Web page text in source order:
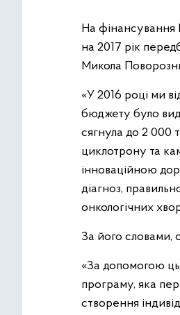
На фінансування
на 2017 рік
Микола
«У 2016 році ми
бюджету було
сягнула до 2 000
циклотрону та
інноваційною
діагноз,
онкологічних
За його словами,
«За допомогою
програму, яка
створення